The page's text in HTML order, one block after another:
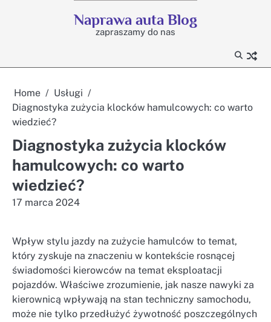
Naprawa auta Blog
zapraszamy do nas
Home
Usługi
Diagnostyka zużycia klocków hamulcowych: co warto
wiedzieć?
Diagnostyka zużycia klocków
hamulcowych: co warto
wiedzieć?
17 marca 2024
Wpływ stylu jazdy na zużycie hamulców to temat,
który zyskuje na znaczeniu w kontekście rosnącej
świadomości kierowców na temat eksploatacji
pojazdów. Właściwe zrozumienie, jak nasze nawyki za
kierownicą wpływają na stan techniczny samochodu,
może nie tylko przedłużyć żywotność poszczególnych